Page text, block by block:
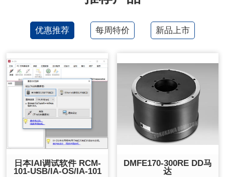
优惠推荐 每周特价 新品上市
日本IAI调试软件 RCM-
101-USB/IA-OS/IA-101
DMFE170-300RE DD马
达